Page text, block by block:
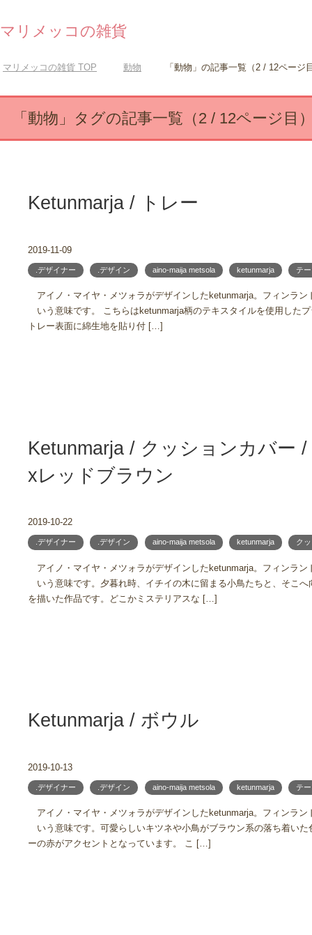
マリメッコの雑貨
マリメッコの雑貨 TOP 動物 「動物」の記事一覧（2 / 12ページ
「動物」タグの記事一覧（2 / 12ページ目
Ketunmarja / トレー
2019-11-09
.デザイナー .デザイン aino-maija metsola ketunmarja テ
アイノ・マイヤ・メツォラがデザインしたketunmarja。フィンラ
いう意味です。 こちらはketunmarja柄のテキスタイルを使用した
トレー表面に綿生地を貼り付 […]
Ketunmarja / クッションカバー
xレッドブラウン
2019-10-22
.デザイナー .デザイン aino-maija metsola ketunmarja ク
アイノ・マイヤ・メツォラがデザインしたketunmarja。フィンラ
いう意味です。夕暮れ時、イチイの木に留まる小鳥たちと、そこ
を描いた作品です。どこかミステリアスな […]
Ketunmarja / ボウル
2019-10-13
.デザイナー .デザイン aino-maija metsola ketunmarja テ
アイノ・マイヤ・メツォラがデザインしたketunmarja。フィンラ
いう意味です。可愛らしいキツネや小鳥がブラウン系の落ち着い
ーの赤がアクセントとなっています。 こ […]